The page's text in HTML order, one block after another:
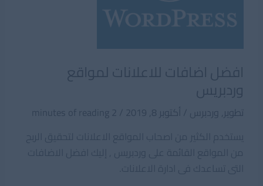
افضل اضافات للاعلانات لمواقع
وردبريس
تطوير, وردبرس / أكتوبر 8, 2019 /
2 minutes of reading